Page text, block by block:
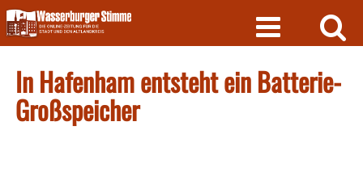
Skip
to
content
In Hafenham entsteht ein Batterie-
Großspeicher